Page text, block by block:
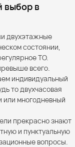
выбор в
двухэтажные
состоянии,
ТО.
всего.
индивидуальный
то двухчасовая
или многодневный
прекрасно знают
и пунктуальную
вопросы.